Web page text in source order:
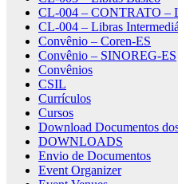
CL-004 – CONTRATO
CL-004 – Libras
Convênio – Coren-ES
Convênio – SINOREG-ES
Convênios
CSIL
Currículos
Cursos
Download Documentos
DOWNLOADS
Envio de Documentos
Event Organizer